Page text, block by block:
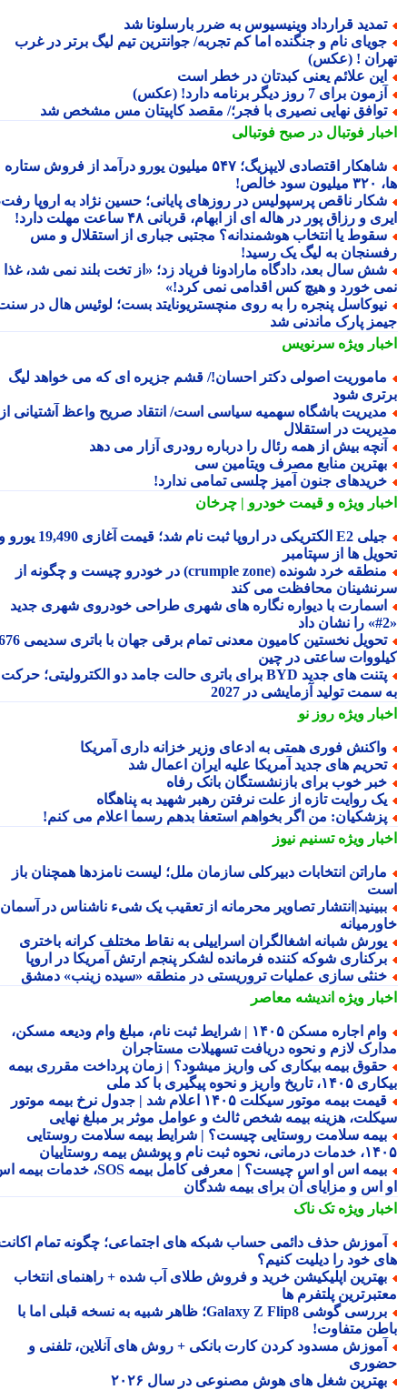
قرارداد وینیسیوس به ضرر بارسلونا شد
نام و جنگنده اما کم تجربه/ جوانترین تیم لیگ برتر در غرب
! (عکس)
علائم یعنی کبدتان در خطر است
برای 7 روز دیگر برنامه دارد! (عکس)
نهایی نصیری با فجر؛/ مقصد کاپیتان مس مشخص شد
فوتبال در صبح فوتبالی
شاهکار اقتصادی لایپزیگ؛ ۵۴۷ میلیون یورو درآمد از فروش ستاره
ناقص پرسپولیس در روزهای پایانی؛ حسین نژاد به اروپا رفت،
و رزاق پور در هاله ای از ابهام، قربانی ۴۸ ساعت مهلت دارد!
یا انتخاب هوشمندانه؟ مجتبی جباری از استقلال و مس
به لیگ یک رسید!
سال بعد، دادگاه مارادونا فریاد زد؛ «از تخت بلند نمی شد، غذا
خورد و هیچ کس اقدامی نمی کرد!»
پنجره را به روی منچستریونایتد بست؛ لوئیس هال در سنت
پارک ماندنی شد
ویژهسرنویس
اصولی دکتر احسان!/ قشم جزیره ای که می خواهد لیگ
شود
باشگاه سهمیه سیاسی است/ انتقاد صریح واعظ آشتیانی از
در استقلال
بیش از همه رئال را درباره رودری آزار می دهد
منابع مصرف ویتامین سی
جنون آمیز چلسی تمامی ندارد!
ویژهو قیمت خودرو | چرخان
جیلی E2 الکتریکی در اروپا ثبت نام شد؛ قیمت آغازی 19,490 یورو و
ها از سپتامبر
منطقه خرد شونده (crumple zone) در خودرو چیست و چگونه از
محافظت می کند
با دیواره نگاره های شهری طراحی خودروی شهری جدید
تحویل نخستین کامیون معدنی تمام برقی جهان با باتری سدیمی 676
ساعتی در چین
پتنت های جدید BYD برای باتری حالت جامد دو الکترولیتی؛ حرکت
سمت تولید آزمایشی در 2027
ویژهروز نو
فوری همتی به ادعای وزیر خزانه داری آمریکا
های جدید آمریکا علیه ایران اعمال شد
خوب برای بازنشستگان بانک رفاه
روایت تازه از علت نرفتن رهبر شهید به پناهگاه
من اگر بخواهم استعفا بدهم رسما اعلام می کنم!
ویژهتسنیم نیوز
انتخابات دبیرکلی سازمان ملل؛ لیست نامزدها همچنان باز
تصاویر محرمانه از تعقیب یک شیء ناشناس در آسمان
شبانه اشغالگران اسراییلی به نقاط مختلف کرانه باختری
شوکه کننده فرمانده لشکر پنجم ارتش آمریکا در اروپا
سازی عملیات تروریستی در منطقه «سیده زینب» دمشق
ویژهاندیشه معاصر
وام اجاره مسکن ۱۴۰۵ | شرایط ثبت نام، مبلغ وام ودیعه مسکن،
لازم و نحوه دریافت تسهیلات مستاجران
بیمه بیکاری کی واریز میشود؟ | زمان پرداخت مقرری بیمه
واریز و نحوه پیگیری با کد ملی
قیمت بیمه موتور سیکلت ۱۴۰۵ اعلام شد | جدول نرخ بیمه موتور
هزینه بیمه شخص ثالث و عوامل موثر بر مبلغ نهایی
سلامت روستایی چیست؟ | شرایط بیمه سلامت روستایی
نام و پوشش بیمه روستاییان
بیمه اس او اس چیست؟ | معرفی کامل بیمه SOS، خدمات بیمه اس
اس و مزایای آن برای بیمه شدگان
ویژهتک ناک
حذف دائمی حساب شبکه های اجتماعی؛ چگونه تمام اکانت
خود را دیلیت کنیم؟
اپلیکیشن خرید و فروش طلای آب شده + راهنمای انتخاب
پلتفرم ها
بررسی گوشی Galaxy Z Flip8؛ ظاهر شبیه به نسخه قبلی اما با
متفاوت!
مسدود کردن کارت بانکی + روش های آنلاین، تلفنی و
شغل های هوش مصنوعی در سال ۲۰۲۶